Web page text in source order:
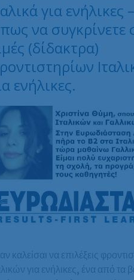
για ενήλικες
να
(δίδακτρα)
ενήλικες.
καλείσαι να επιλέξεις
για ενήλικες, ένα από τα